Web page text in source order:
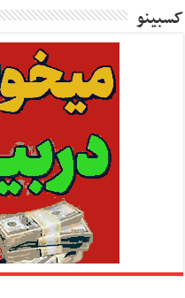
کسبینو